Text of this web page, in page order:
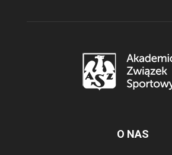
O NAS